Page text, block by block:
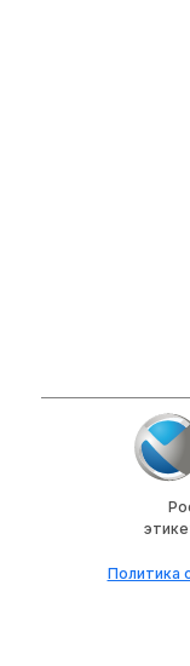
Политика